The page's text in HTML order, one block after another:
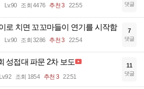
Lv.90 조회 4476 추천 3 22:55 댓글
로 치면 꼬꼬마들이 연기를 시작함
Lv.90 조회 3286 추천 3 22:54
7
댓글
성접대 파문 2차 보도
Lv.92 조회 1854 추천 3 22:51
11
댓글